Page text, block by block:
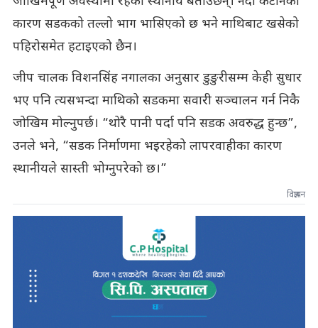
कारण सडकको तल्लो भाग भासिएको छ भने माथिबाट खसेको
पहिरोसमेत हटाइएको छैन।
जीप चालक विशनसिंह नगालका अनुसार डुङुरीसम्म केही सुधार
भए पनि त्यसभन्दा माथिको सडकमा सवारी सञ्चालन गर्न निकै
जोखिम मोल्नुपर्छ। “थोरै पानी पर्दा पनि सडक अवरुद्ध हुन्छ”,
उनले भने, “सडक निर्माणमा भइरहेको लापरवाहीका कारण
स्थानीयले सास्ती भोग्नुपरेको छ।”
विज्ञापन